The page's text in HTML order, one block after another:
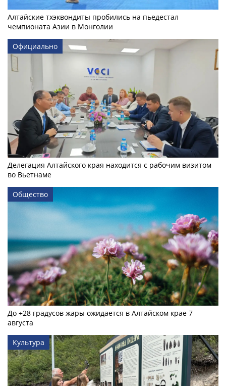
Алтайские тхэквондиты пробились на пьедестал
чемпионата Азии в Монголии
Официально
Делегация Алтайского края находится с рабочим визитом
во Вьетнаме
Общество
До +28 градусов жары ожидается в Алтайском крае 7
августа
Культура